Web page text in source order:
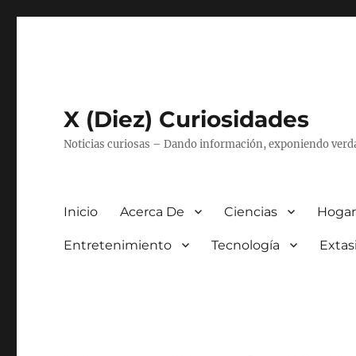
X (Diez) Curiosidades
Noticias curiosas – Dando información, exponiendo
Inicio Acerca De Ciencias
Entretenimiento Tecnología